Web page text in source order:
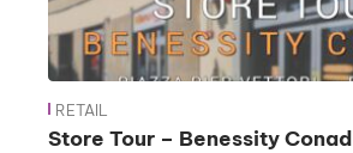
RETAIL
Store Tour – Benessity Conad